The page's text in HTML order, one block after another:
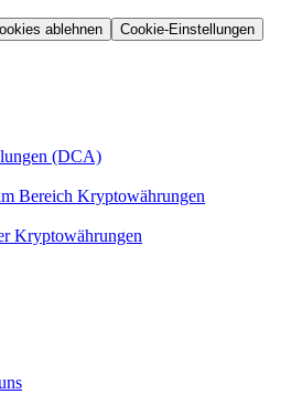
ablehnen Cookie-Einstellungen
(DCA)
Bereich Kryptowährungen
Kryptowährungen